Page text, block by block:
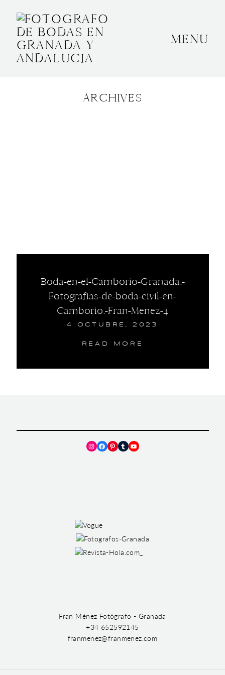
MENU
ARCHIVES
Boda-en-el-Camborio-Granada.-
Fotografias-de-boda-civil-en-
Camborio.-Fran-Menez-4
4 OCTUBRE, 2023
READ MORE
BODAS
Instagram
Facebook
Pinterest
TumblrYouTube
Fran Ménez Fotógrafo - Granada
+34 652592145
franmenez@franmenez.com